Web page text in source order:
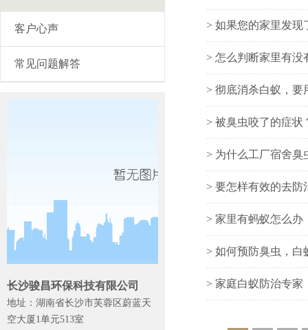
客户心声
常见问题解答
长沙骏昌环保科技有限公司
地址：湖南省长沙市芙蓉区蔚蓝天
空大厦1单元513室
> 如果您的家里发现
> 怎么判断家里有没
> 彻底消杀白蚁，要
> 被臭虫咬了的症状
> 为什么工厂宿舍臭
> 要怎样有效的去防
> 家里有蚂蚁怎么办
> 如何预防臭虫，白
> 家庭白蚁防治专家